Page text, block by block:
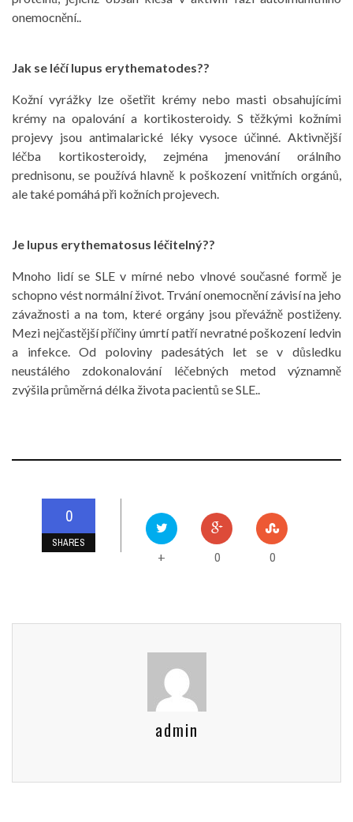
onemocnění..
Jak se léčí lupus erythematodes??
Kožní vyrážky lze ošetřit krémy nebo masti obsahujícími
krémy na opalování a kortikosteroidy. S těžkými kožními
projevy jsou antimalarické léky vysoce účinné. Aktivnější
léčba kortikosteroidy, zejména jmenování orálního
prednisonu, se používá hlavně k poškození vnitřních orgánů,
ale také pomáhá při kožních projevech.
Je lupus erythematosus léčitelný??
Mnoho lidí se SLE v mírné nebo vlnové současné formě je
schopno vést normální život. Trvání onemocnění závisí na jeho
závažnosti a na tom, které orgány jsou převážně postiženy.
Mezi nejčastější příčiny úmrtí patří nevratné poškození ledvin
a infekce. Od poloviny padesátých let se v důsledku
neustálého zdokonalování léčebných metod významně
zvýšila průměrná délka života pacientů se SLE..
0
SHARES
+ 0 0
admin